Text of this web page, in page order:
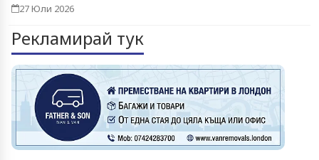
27 Юли 2026
Рекламирай тук